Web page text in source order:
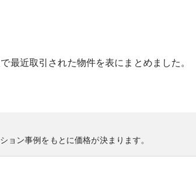
最近取引された物件を表にまとめました。
ョン事例をもとに価格が決まります。